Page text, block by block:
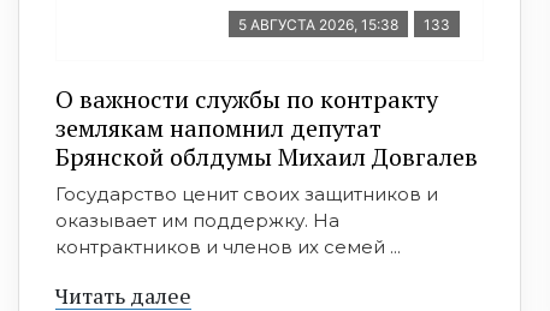
5 АВГУСТА 2026, 15:38 133
О важности службы по контракту
землякам напомнил депутат
Брянской облдумы Михаил Довгалев
Государство ценит своих защитников и
оказывает им поддержку. На
контрактников и членов их семей ...
Читать далее